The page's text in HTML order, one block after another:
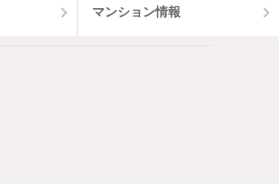
マンション情報